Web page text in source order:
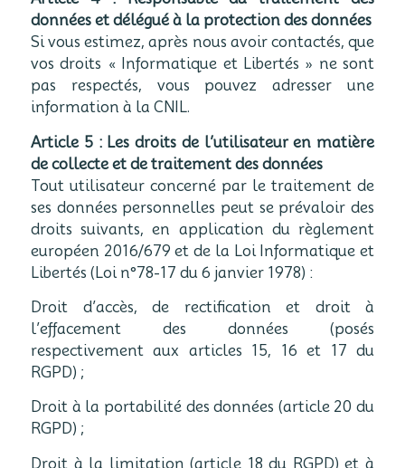
données et délégué à la protection des données
Si vous estimez, après nous avoir contactés, que
vos droits « Informatique et Libertés » ne sont
pas respectés, vous pouvez adresser une
information à la CNIL.
Article 5 : Les droits de l’utilisateur en matière
de collecte et de traitement des données
Tout utilisateur concerné par le traitement de
ses données personnelles peut se prévaloir des
droits suivants, en application du règlement
européen 2016/679 et de la Loi Informatique et
Libertés (Loi n°78-17 du 6 janvier 1978) :
Droit d’accès, de rectification et droit à
l’effacement des données (posés
respectivement aux articles 15, 16 et 17 du
RGPD) ;
Droit à la portabilité des données (article 20 du
RGPD) ;
Droit à la limitation (article 18 du RGPD) et à